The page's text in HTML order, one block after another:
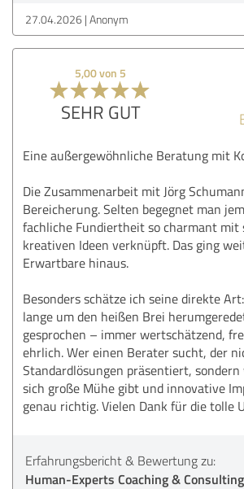
27.04.2026 Anonym
5,00 von 5
SEHR GUT
Eine außergewöhnliche Beratung mit
​Die Zusammenarbeit mit Jörg
Bereicherung. Selten begegnet man
fachliche Fundiertheit so charmant mit
kreativen Ideen verknüpft. Das ging
Erwartbare hinaus.
​Besonders schätze ich seine direkte
lange um den heißen Brei
gesprochen – immer wertschätzend,
ehrlich. Wer einen Berater sucht, der
Standardlösungen präsentiert,
sich große Mühe gibt und innovative
genau richtig. Vielen Dank für die tolle
Erfahrungsbericht & Bewertung zu:
Human-Experts Coaching & Consulting